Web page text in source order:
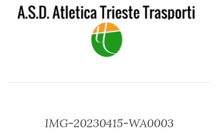
IMG-20230415-WA0003